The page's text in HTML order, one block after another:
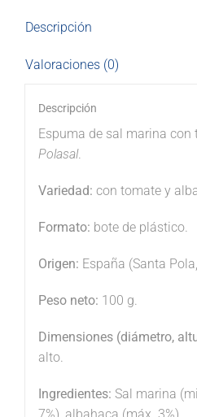
Descripción
Valoraciones (0)
Descripción
Espuma de sal marina
Polasal.
Variedad: con tomate y
Formato: bote de plástico.
Origen: España (Santa
Peso neto: 100 g.
Dimensiones (diámetro,
alto.
Ingredientes: Sal marina